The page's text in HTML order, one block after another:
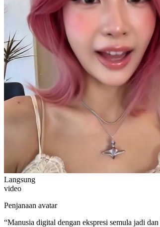
Langsung
video
Penjanaan avatar
“Manusia digital dengan ekspresi semula jadi